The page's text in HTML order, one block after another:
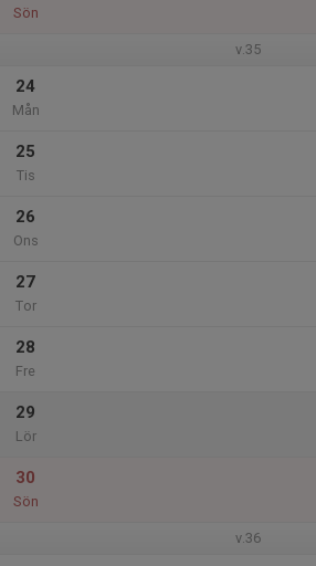
Sön
v.35
24
Mån
25
Tis
26
Ons
27
Tor
28
Fre
29
Lör
30
Sön
v.36